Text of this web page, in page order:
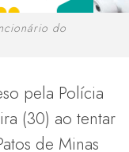
do
pela Polícia
(30) ao tentar
de Minas